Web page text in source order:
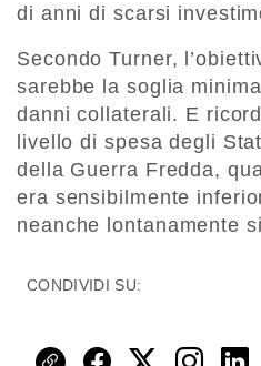
di anni di scarsi
Secondo Turner,
sarebbe la soglia
danni collaterali. E
livello di spesa degli
della Guerra Fredda,
era sensibilmente
neanche lontanamente
CONDIVIDI SU: